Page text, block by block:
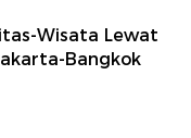
Wisata Lewat
Bangkok